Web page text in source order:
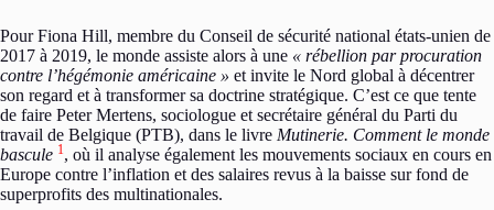
Pour Fiona Hill, membre du Conseil de sécurité national états-unien de
2017 à 2019, le monde assiste alors à une « rébellion par procuration
contre l’hégémonie américaine » et invite le Nord global à décentrer
son regard et à transformer sa doctrine stratégique. C’est ce que tente
de faire Peter Mertens, sociologue et secrétaire général du Parti du
travail de Belgique (PTB), dans le livre Mutinerie. Comment le monde
bascule 1, où il analyse également les mouvements sociaux en cours en
Europe contre l’inflation et des salaires revus à la baisse sur fond de
superprofits des multinationales.